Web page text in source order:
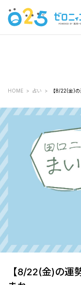
HOME 占い 【8/22(金)
【8/22(金)の運